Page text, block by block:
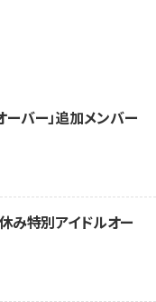
ーバー」追加メンバー
み特別アイドルオー